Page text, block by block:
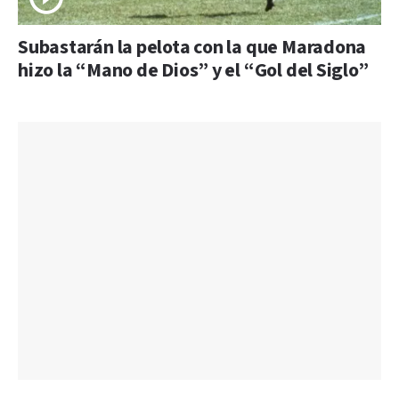
Subastarán la pelota con la que Maradona
hizo la “Mano de Dios” y el “Gol del Siglo”